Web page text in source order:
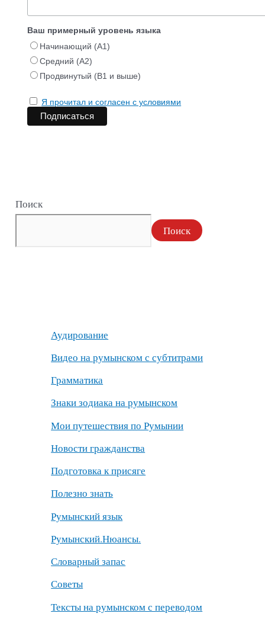
Ваш примерный уровень языка
Начинающий (А1)
Средний (А2)
Продвинутый (В1 и выше)
Я прочитал и согласен с условиями
Поиск
Поиск
Аудирование
Видео на румынском с субтитрами
Грамматика
Знаки зодиака на румынском
Мои путешествия по Румынии
Новости гражданства
Подготовка к присяге
Полезно знать
Румынский язык
Румынский.Нюансы.
Словарный запас
Советы
Тексты на румынском с переводом